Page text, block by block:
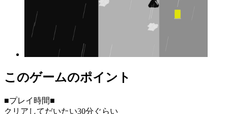
このゲームのポイント
■プレイ時間■
クリアしてだいたい30分ぐらい